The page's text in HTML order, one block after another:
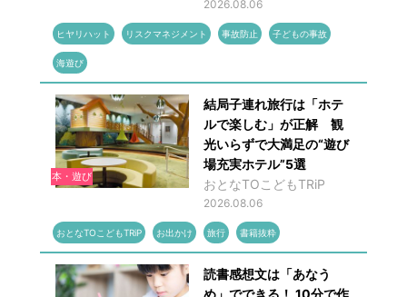
2026.08.06
ヒヤリハット リスクマネジメント 事故防止 子どもの事故
海遊び
本・遊び
結局子連れ旅行は「ホテ
ルで楽しむ」が正解 観
光いらずで大満足の“遊び
場充実ホテル”5選
おとなTOこどもTRiP
2026.08.06
おとなTOこどもTRiP お出かけ 旅行 書籍抜粋
読書感想文は「あなう